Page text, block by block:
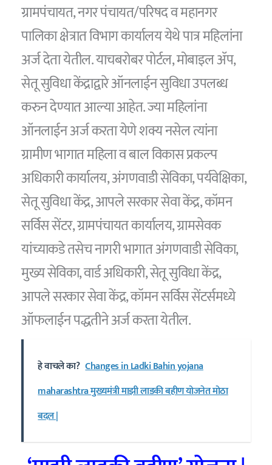
ग्रामपंचायत, नगर पंचायत/परिषद व महानगर
पालिका क्षेत्रात विभाग कार्यालय येथे पात्र महिलांना
अर्ज देता येतील. याचबरोबर पोर्टल, मोबाइल ॲप,
सेतू सुविधा केंद्राद्वारे ऑनलाईन सुविधा उपलब्ध
करुन देण्यात आल्या आहेत. ज्या महिलांना
ऑनलाईन अर्ज करता येणे शक्य नसेल त्यांना
ग्रामीण भागात महिला व बाल विकास प्रकल्प
अधिकारी कार्यालय, अंगणवाडी सेविका, पर्यवेक्षिका,
सेतू सुविधा केंद्र, आपले सरकार सेवा केंद्र, कॉमन
सर्विस सेंटर, ग्रामपंचायत कार्यालय, ग्रामसेवक
यांच्याकडे तसेच नागरी भागात अंगणवाडी सेविका,
मुख्य सेविका, वार्ड अधिकारी, सेतू सुविधा केंद्र,
आपले सरकार सेवा केंद्र, कॉमन सर्विस सेंटर्समध्ये
ऑफलाईन पद्धतीने अर्ज करता येतील.
हे वाचले का? Changes in Ladki Bahin yojana
maharashtra मुख्यमंत्री माझी लाडकी बहीण योजनेत मोठा
बदल |